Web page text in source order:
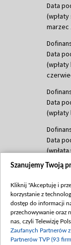
Data
marzec
Data
(wpłaty
Data
Data
mln,
Data
Szanujemy Twoją
Kliknij "Akceptuję i
korzystanie z
dostęp do informacji
przechowywanie oraz
nas, czyli Telewizję
Zaufanych Partnerów
Partnerów TVP (93